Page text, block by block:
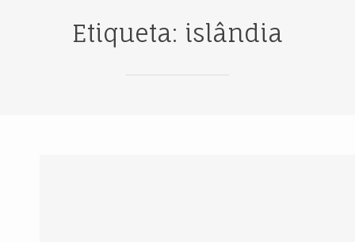
Etiqueta: islândia